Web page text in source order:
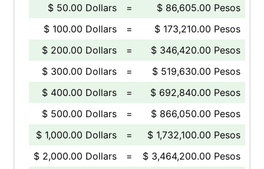
$ 50.00 Dollars
=
$ 86,605.00 Pesos
$ 100.00 Dollars
=
$ 173,210.00 Pesos
$ 200.00 Dollars
=
$ 346,420.00 Pesos
$ 300.00 Dollars
=
$ 519,630.00 Pesos
$ 400.00 Dollars
=
$ 692,840.00 Pesos
$ 500.00 Dollars
=
$ 866,050.00 Pesos
$ 1,000.00 Dollars
=
$ 1,732,100.00 Pesos
$ 2,000.00 Dollars
=
$ 3,464,200.00 Pesos